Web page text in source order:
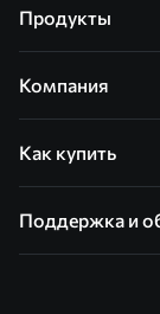
Продукты
Компания
Как купить
Поддержка и